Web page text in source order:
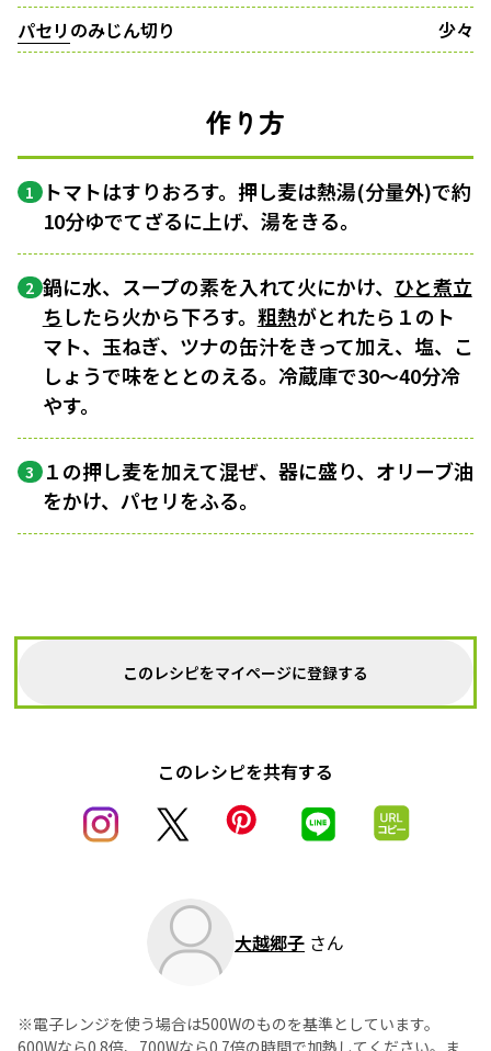
パセリ のみじん切り 少々
作り方
1 トマトはすりおろす。押し麦は熱湯(分量外)で約
10分ゆでてざるに上げ、湯をきる。
2 鍋に水、スープの素を入れて火にかけ、 ひと煮立
ち したら火から下ろす。 粗熱がとれたら１のト
マト、玉ねぎ、ツナの缶汁をきって加え、塩、こ
しょうで味をととのえる。冷蔵庫で30〜40分冷
やす。
3 １の押し麦を加えて混ぜ、器に盛り、オリーブ油
をかけ、パセリをふる。
このレシピをマイページに登録する
このレシピを共有する
大越郷子 さん
※電子レンジを使う場合は500Wのものを基準としています。